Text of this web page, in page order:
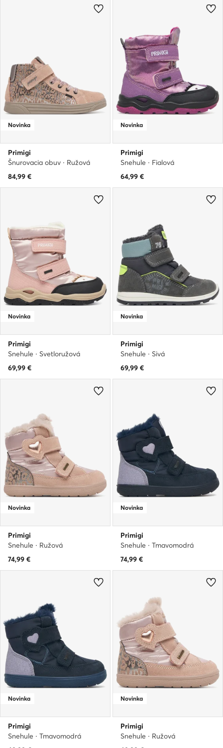
Novinka
Primigi
Šnurovacia obuv · Ružová
84,99 €
Novinka
Primigi
Snehule · Fialová
64,99 €
Novinka
Primigi
Snehule · Svetloružová
69,99 €
Novinka
Primigi
Snehule · Sivá
69,99 €
Novinka
Primigi
Snehule · Ružová
74,99 €
Novinka
Primigi
Snehule · Tmavomodrá
74,99 €
Novinka
Primigi
Snehule · Tmavomodrá
Novinka
Primigi
Snehule · Ružová